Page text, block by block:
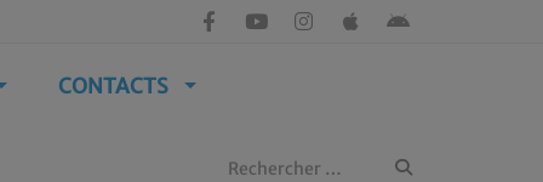
CONTACTS